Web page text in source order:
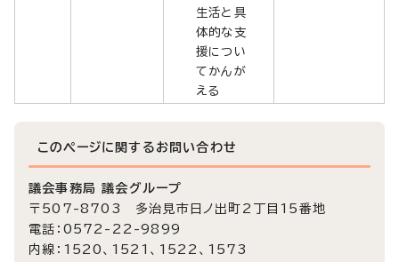
生活と具
体的な支
援につい
てかんが
える
このページに関する お問い合わせ
議会事務局 議会グループ
〒507-8703 多治見市日ノ出町2丁目15番地
電話：0572-22-9899
内線：1520、1521、1522、1573